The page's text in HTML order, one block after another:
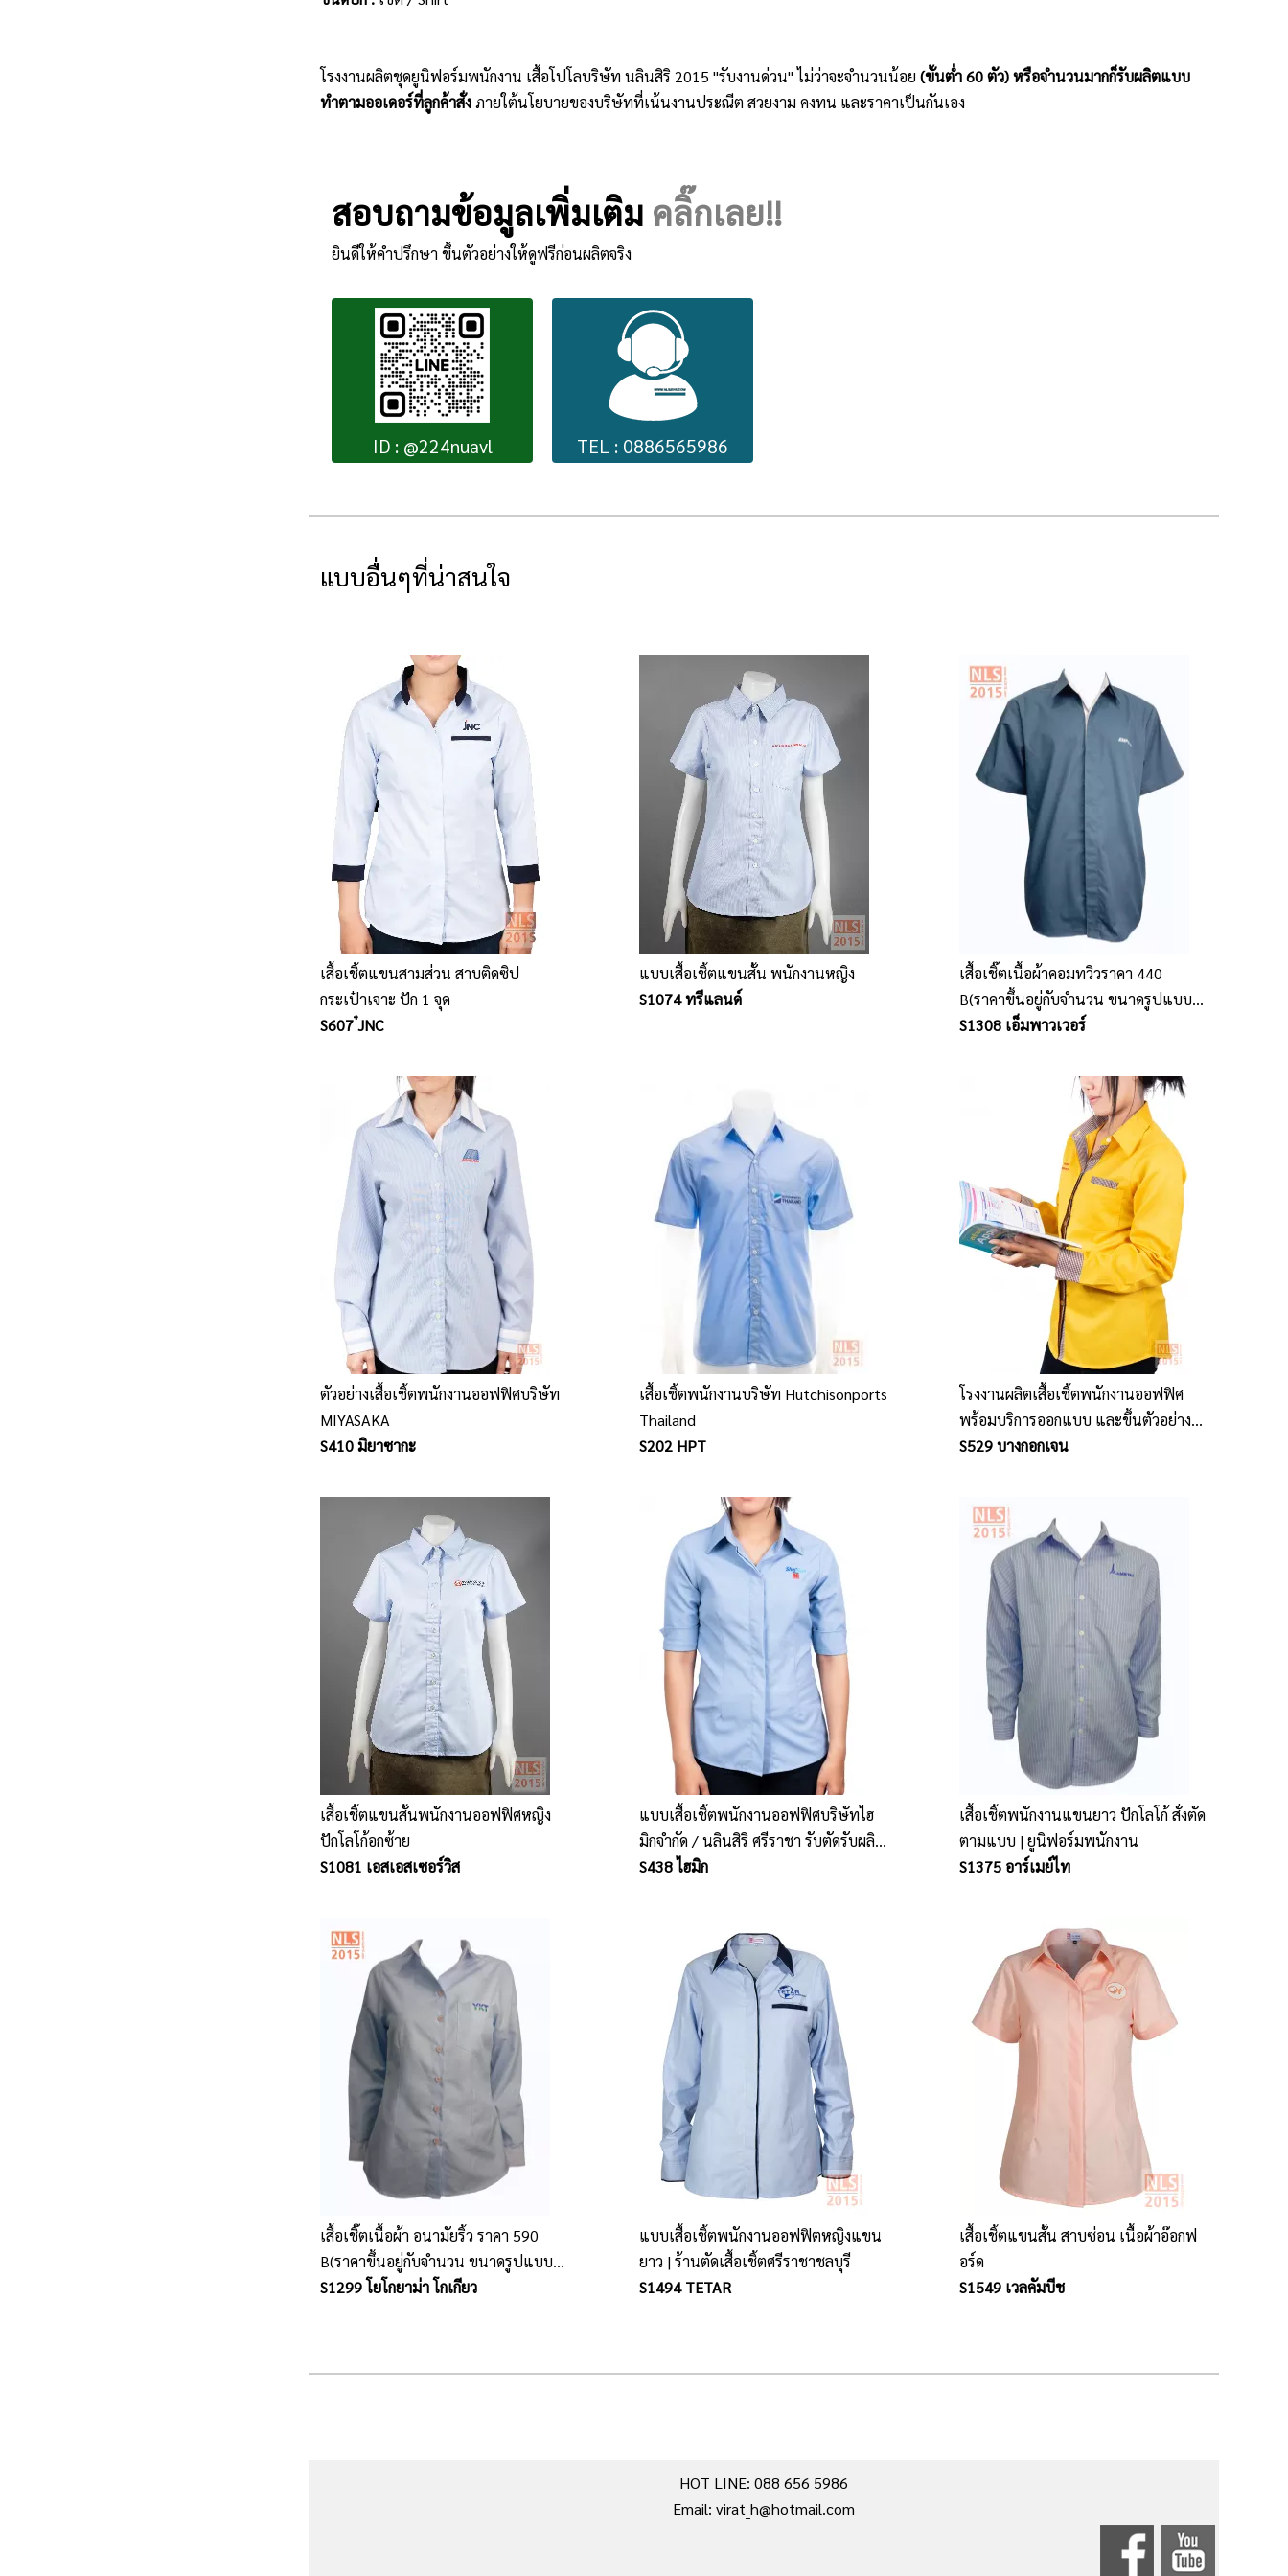
โรงงานผลิตชุดยูนิฟอร์มพนักงาน เสื้อโปโลบริษัท นลินสิริ 2015 "รับงานด่วน" ไม่ว่าจะจำนวนน้อย (ขั้นต่ำ 60 ตัว) หรือจำนวนมากก็รับผลิตแบบ
ทำตามออเดอร์ที่ลูกค้าสั่งภายใต้นโยบายของบริษัทที่เน้นงานประณีต สวยงาม คงทน และราคาเป็นกันเอง
สอบถามข้อมูลเพิ่มเติม คลิ๊กเลย!!
ยินดีให้คำปรึกษา ขึ้นตัวอย่างให้ดูฟรีก่อนผลิตจริง
ID : @224nuavl TEL : 0886565986
แบบอื่นๆที่น่าสนใจ
เสื้อเชิ้ตแขนสามส่วน สาบติดซิป
กระเป๋าเจาะ ปัก 1 จุด
S607 ๋JNC
แบบเสื้อเชิ้ตแขนสั้น พนักงานหญิง
S1074 ทรีแลนด์
เสื้อเชิ๊ตเนื้อผ้าคอมทวิวราคา 440
B(ราคาขึ้นอยู่กับจำนวน ขนาดรูปแบบ
ปัก และเนื้อผ้า)
S1308 เอ็มพาวเวอร์
ตัวอย่างเสื้อเชิ้ตพนักงานออฟฟิศบริษัท
MIYASAKA
S410 มิยาซากะ
เสื้อเชิ้ตพนักงานบริษัท Hutchisonports
Thailand
S202 HPT
โรงงานผลิตเสื้อเชิ้ตพนักงานออฟฟิศ
พร้อมบริการออกแบบ และขึ้นตัวอย่าง
ให้ฟรี ก่อนผลิตจริง บริษัท นลินสิริ 2015
S529 บางกอกเจน
เสื้อเชิ้ตแขนสั้นพนักงานออฟฟิศหญิง
ปักโลโก้อกซ้าย
S1081 เอสเอสเซอร์วิส
แบบเสื้อเชิ้ตพนักงานออฟฟิศบริษัทไฮ
มิกจำกัด / นลินสิริ ศรีราชา รับตัดรับผลิต
ชุดยูนิฟอร์มพนักงาน
S438 ไฮมิก
เสื้อเชิ้ตพนักงานแขนยาว ปักโลโก้ สั่งตัด
ตามแบบ | ยูนิฟอร์มพนักงาน
S1375 อาร์เมย์ไท
เสื้อเชิ๊ตเนื้อผ้า อนามัยริ้ว ราคา 590
B(ราคาขึ้นอยู่กับจำนวน ขนาดรูปแบบ
การปัก และเนื้อผ้า)
S1299 โยโกยาม่า โกเกียว
แบบเสื้อเชิ้ตพนักงานออฟฟิตหญิงแขน
ยาว | ร้านตัดเสื้อเชิ้ตศรีราชาชลบุรี
S1494 TETAR
เสื้อเชิ้ตแขนสั้น สาบซ่อน เนื้อผ้าอ๊อกฟ
อร์ด
S1549 เวลคัมบีช
HOT LINE: 088 656 5986
Email: virat_h@hotmail.com